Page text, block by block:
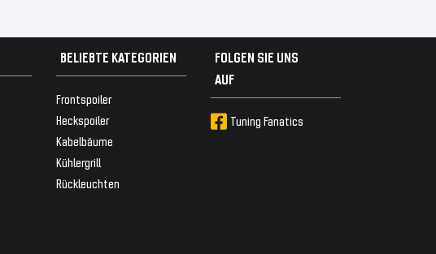
BELIEBTE KATEGORIEN
Frontspoiler
Heckspoiler
Kabelbäume
Kühlergrill
Rückleuchten
FOLGEN SIE UNS
AUF
Tuning Fanatics